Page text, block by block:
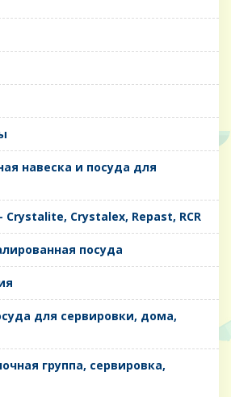
навеска и посуда для
Crystalite, Crystalex, Repast, RCR
посуда
для сервировки, дома,
группа, сервировка,